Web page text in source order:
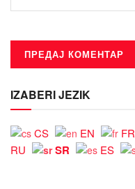
IZABERI JEZIK
CS EN FR
RU
SR ES